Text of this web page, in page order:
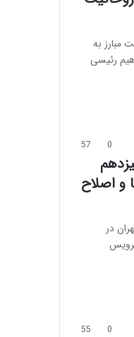
مبارز به
رئیسی
0
57
و اصلاح
در
0
55